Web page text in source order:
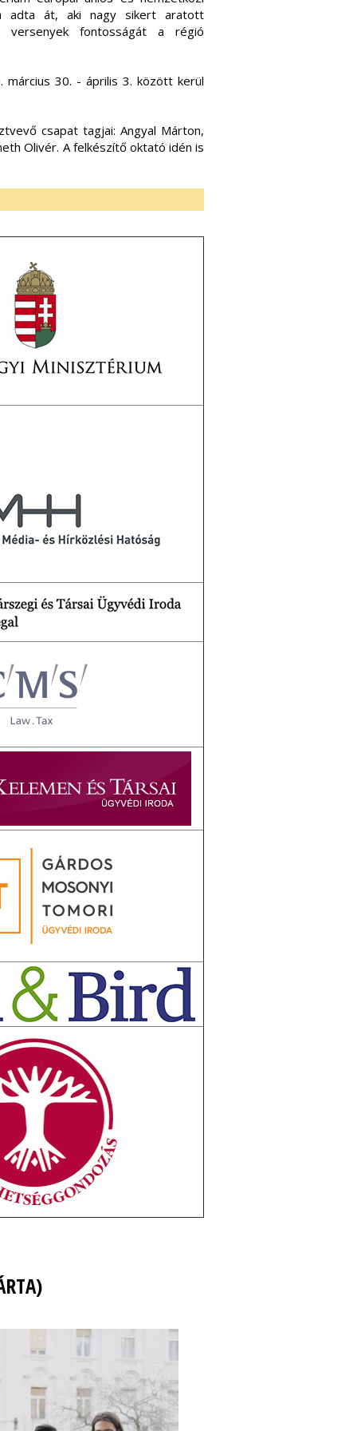
adta át, aki nagy sikert aratott
versenyek fontosságát a régió
30. - április 3. között kerül
csapat tagjai: Angyal Márton,
Olivér. A felkészítő oktató idén is